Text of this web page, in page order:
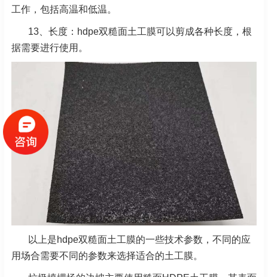
工作，包括高温和低温。
13、长度：hdpe双糙面土工膜可以剪成各种长度，根
据需要进行使用。
以上是hdpe双糙面土工膜的一些技术参数，不同的应
用场合需要不同的参数来选择适合的土工膜。